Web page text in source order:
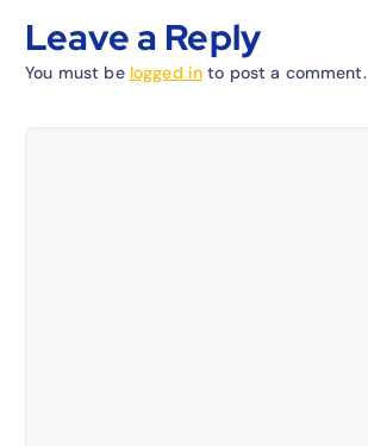
Leave a Reply
You must be logged in to post a comment.